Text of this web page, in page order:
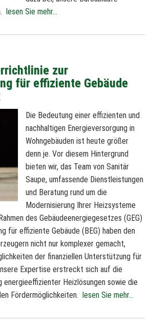
lesen Sie mehr...
zur
für effiziente Gebäude
Die Bedeutung einer effizienten und
nachhaltigen Energieversorgung in
Wohngebäuden ist heute größer
denn je. Vor diesem Hintergrund
bieten wir, das Team von Sanitär
Saupe, umfassende Dienstleistungen
und Beratung rund um die
Modernisierung Ihrer Heizsysteme
des Gebäudeenergiegesetzes (GEG)
für effiziente Gebäude (BEG) haben den
nicht nur komplexer gemacht,
der finanziellen Unterstützung für
Expertise erstreckt sich auf die
energieeffizienter Heizlösungen sowie die
Fördermöglichkeiten. lesen Sie mehr...